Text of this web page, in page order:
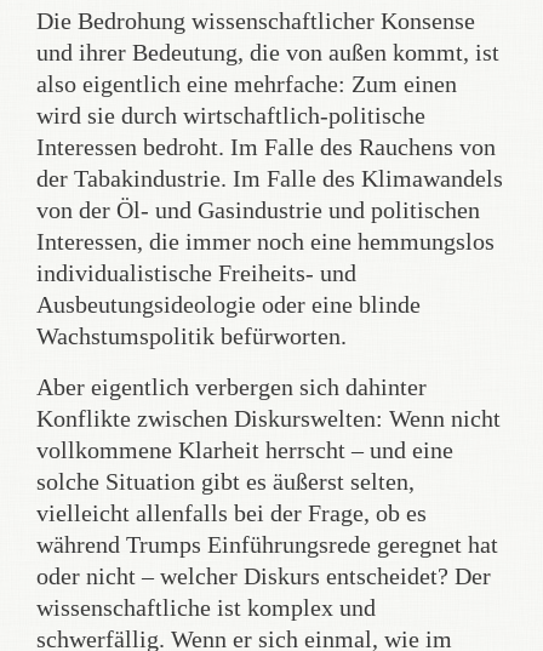
Die Bedrohung wissenschaftlicher Konsense
und ihrer Bedeutung, die von außen kommt, ist
also eigentlich eine mehrfache: Zum einen
wird sie durch wirtschaftlich-politische
Interessen bedroht. Im Falle des Rauchens von
der Tabakindustrie. Im Falle des Klimawandels
von der Öl- und Gasindustrie und politischen
Interessen, die immer noch eine hemmungslos
individualistische Freiheits- und
Ausbeutungsideologie oder eine blinde
Wachstumspolitik befürworten.
Aber eigentlich verbergen sich dahinter
Konflikte zwischen Diskurswelten: Wenn nicht
vollkommene Klarheit herrscht – und eine
solche Situation gibt es äußerst selten,
vielleicht allenfalls bei der Frage, ob es
während Trumps Einführungsrede geregnet hat
oder nicht – welcher Diskurs entscheidet? Der
wissenschaftliche ist komplex und
schwerfällig. Wenn er sich einmal, wie im